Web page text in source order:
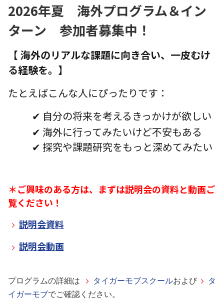
2026年夏 海外プログラム＆イン
ターン 参加者募集中！
【 海外のリアルな課題に向き合い、一皮むけ
る経験を。】
たとえばこんな人にぴったりです：
✔ 自分の将来を考えるきっかけが欲しい
✔ 海外に行ってみたいけど不安もある
✔ 探究や課題研究をもっと深めてみたい
＊ご興味のある方は、まずは説明会の資料と動画ご
覧ください！
説明会資料
説明会動画
プログラムの詳細は タイガーモブスクールおよび
タ
イガーモブでご確認ください。